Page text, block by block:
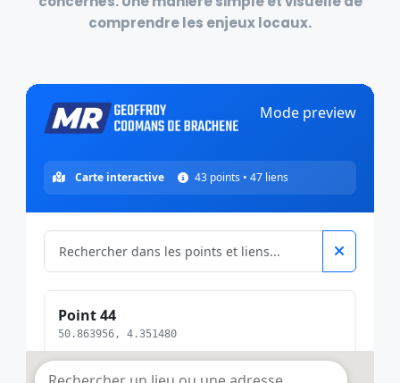
comprendre les enjeux locaux.